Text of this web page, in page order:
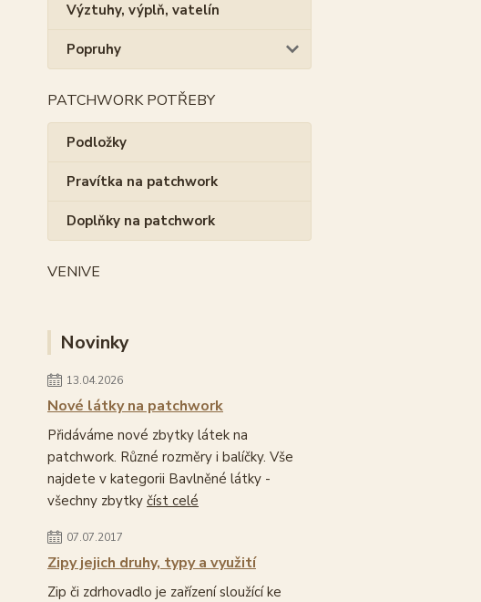
Výztuhy, výplň, vatelín
Popruhy
PATCHWORK POTŘEBY
Podložky
Pravítka na patchwork
Doplňky na patchwork
VENIVE
Novinky
13.04.2026
Nové látky na patchwork
Přidáváme nové zbytky látek na
patchwork. Různé rozměry i balíčky. Vše
najdete v kategorii Bavlněné látky -
všechny zbytky číst celé
07.07.2017
Zipy jejich druhy, typy a využití
Zip či zdrhovadlo je zařízení sloužící ke